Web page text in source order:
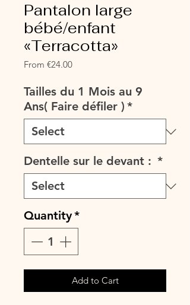
Pantalon large
bébé/enfant
«Terracotta»
From €24.00Sale
Tailles du 1 Mois au 9
Ans( Faire défiler ) *
Dentelle sur le devant : *
Quantity*
Add to Cart